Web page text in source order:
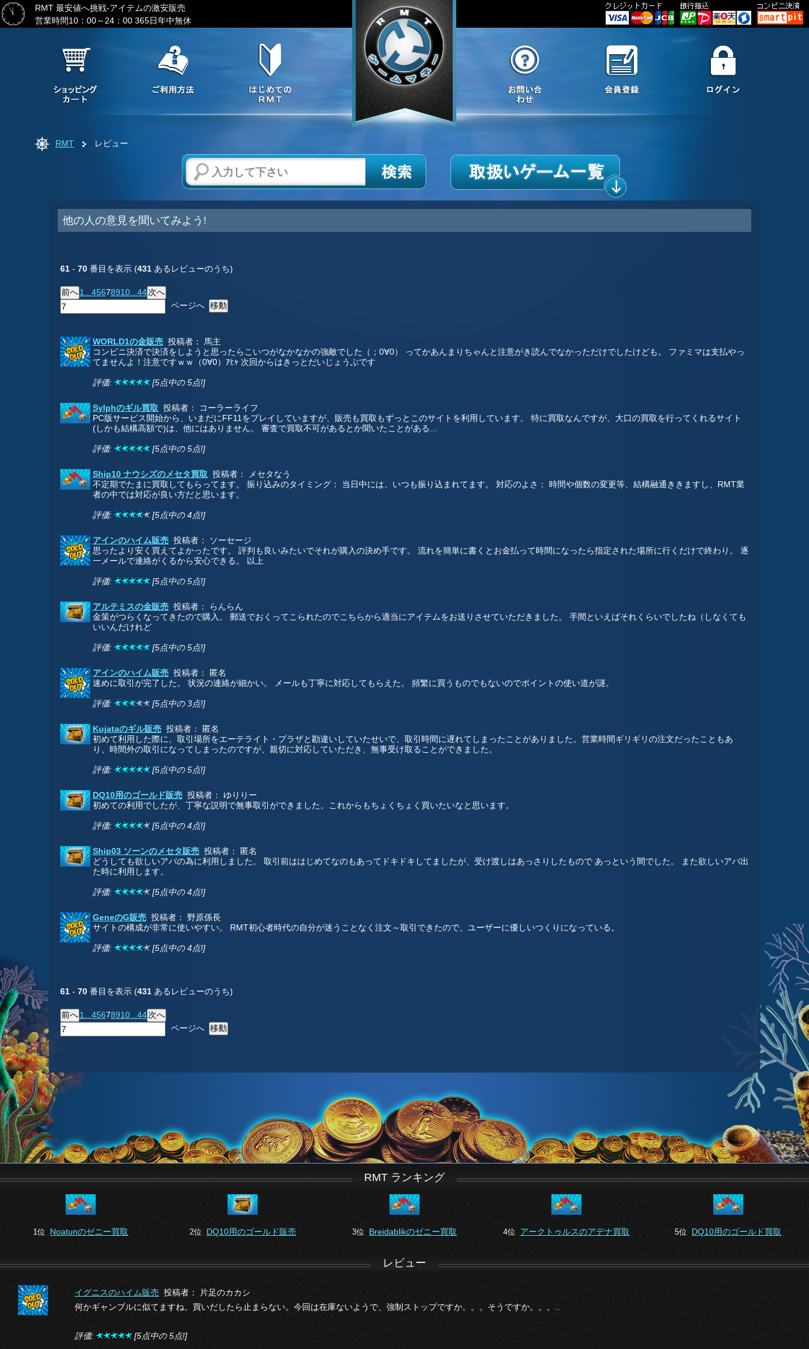
RMT 最安値へ挑戦-アイテムの激安販売
営業時間10：00～24：00 365日年中無休
RMT レビュー
他の人の意見を聞いてみよう!
61- 70番目を表示 (431あるレビューのうち)
1...45678910...44
ページへ
WORLD1の金販売投稿者： 馬主
コンビニ決済で決済をしようと思ったらこいつがなかなかの強敵でした（；0∀0） ってかあんまりちゃんと注意がき読んでなかっただけでしたけども。 ファミマは支払やっ
てませんよ！注意ですｗｗ（0∀0）ｱﾋｬ 次回からはきっとだいじょうぶです
評価: [5点中の 5点!]
Sylphのギル買取 投稿者： コーラーライフ
PC版サービス開始から、いまだにFF11をプレイしていますが、販売も買取もずっとこのサイトを利用しています。 特に買取なんですが、大口の買取を行ってくれるサイト
(しかも結構高額で)は、他にはありません。 審査で買取不可があるとか聞いたことがある...
評価: [5点中の 5点!]
Ship10 ナウシズのメセタ買取 投稿者： メセタなう
不定期でたまに買取してもらってます。 振り込みのタイミング： 当日中には、いつも振り込まれてます。 対応のよさ： 時間や個数の変更等、結構融通ききますし、RMT業
者の中では対応が良い方だと思います。
評価: [5点中の 4点!]
アインのハイム販売投稿者： ソーセージ
思ったより安く買えてよかったです。 評判も良いみたいでそれが購入の決め手です。 流れを簡単に書くとお金払って時間になったら指定された場所に行くだけで終わり。 逐
一メールで連絡がくるから安心できる。 以上
評価: [5点中の 5点!]
アルテミスの金販売投稿者： らんらん
金策がつらくなってきたので購入。 郵送でおくってこられたのでこちらから適当にアイテムをお送りさせていただきました。 手間といえばそれくらいでしたね（しなくても
いいんだけれど
評価: [5点中の 5点!]
アインのハイム販売投稿者： 匿名
速めに取引が完了した。 状況の連絡が細かい。 メールも丁寧に対応してもらえた。 頻繁に買うものでもないのでポイントの使い道が謎。
評価: [5点中の 3点!]
Kujataのギル販売投稿者： 匿名
初めて利用した際に、取引場所をエーテライト・プラザと勘違いしていたせいで、取引時間に遅れてしまったことがありました。営業時間ギリギリの注文だったこともあ
り、時間外の取引になってしまったのですが、親切に対応していただき、無事受け取ることができました。
評価: [5点中の 5点!]
DQ10用のゴールド販売投稿者： ゆりりー
初めての利用でしたが、丁寧な説明で無事取引ができました。これからもちょくちょく買いたいなと思います。
評価: [5点中の 4点!]
Ship03 ソーンのメセタ販売投稿者： 匿名
どうしても欲しいアバの為に利用しました。 取引前ははじめてなのもあってドキドキしてましたが、受け渡しはあっさりしたもので あっという間でした。 また欲しいアバ出
た時に利用します。
評価: [5点中の 4点!]
GeneのG販売投稿者： 野原係長
サイトの構成が非常に使いやすい。 RMT初心者時代の自分が迷うことなく注文～取引できたので、ユーザーに優しいつくりになっている。
評価: [5点中の 4点!]
61- 70番目を表示 (431あるレビューのうち)
1...45678910...44
ページへ
RMT ランキング
1位 Noatunのゼニー買取 2位 DQ10用のゴールド販売 3位 Breidablikのゼニー買取 4位 アークトゥルスのアデナ買取 5位 DQ10用のゴールド買取
レビュー
イグニスのハイム販売 投稿者： 片足のカカシ
何かギャンブルに似てますね。買いだしたら止まらない。今回は在庫ないようで、強制ストップですか。。。そうですか。。。..
評価:
[5点中の 5点!]